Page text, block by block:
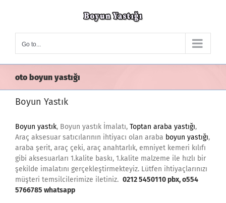
Go to...
oto boyun yastığı
Boyun Yastık
Boyun yastık, Boyun yastık İmalatı, Toptan araba yastığı,
Araç aksesuar satıcılarının ihtiyacı olan araba boyun yastığı,
araba şerit, araç çeki, araç anahtarlık, emniyet kemeri kılıfı
gibi aksesuarları 1.kalite baskı, 1.kalite malzeme ile hızlı bir
şekilde imalatını gerçekleştirmekteyiz. Lütfen ihtiyaçlarınızı
müşteri temsilcilerimize iletiniz. 0212 5450110 pbx, o554
5766785 whatsapp